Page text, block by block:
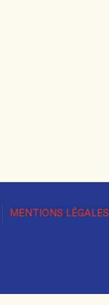
MENTIONS LÉGALES